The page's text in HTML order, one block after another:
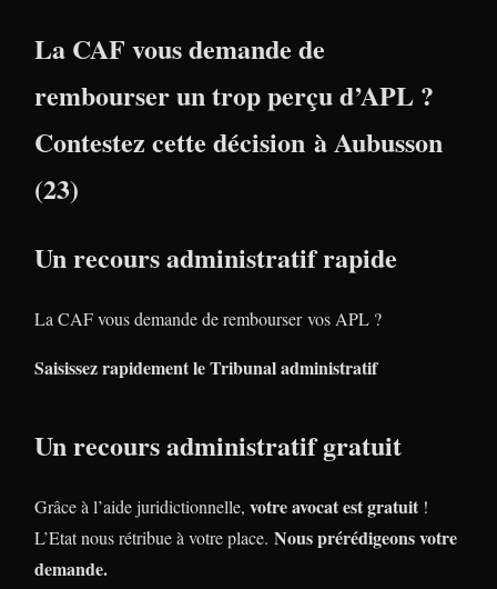
La CAF vous demande de
rembourser un trop perçu d’APL ?
Contestez cette décision à Aubusson
(23)
Un recours administratif rapide
La CAF vous demande de rembourser vos APL ?
Saisissez rapidement le Tribunal administratif
Un recours administratif gratuit
Grâce à l’aide juridictionnelle, votre avocat est gratuit !
L’Etat nous rétribue à votre place. Nous prérédigeons votre
demande.